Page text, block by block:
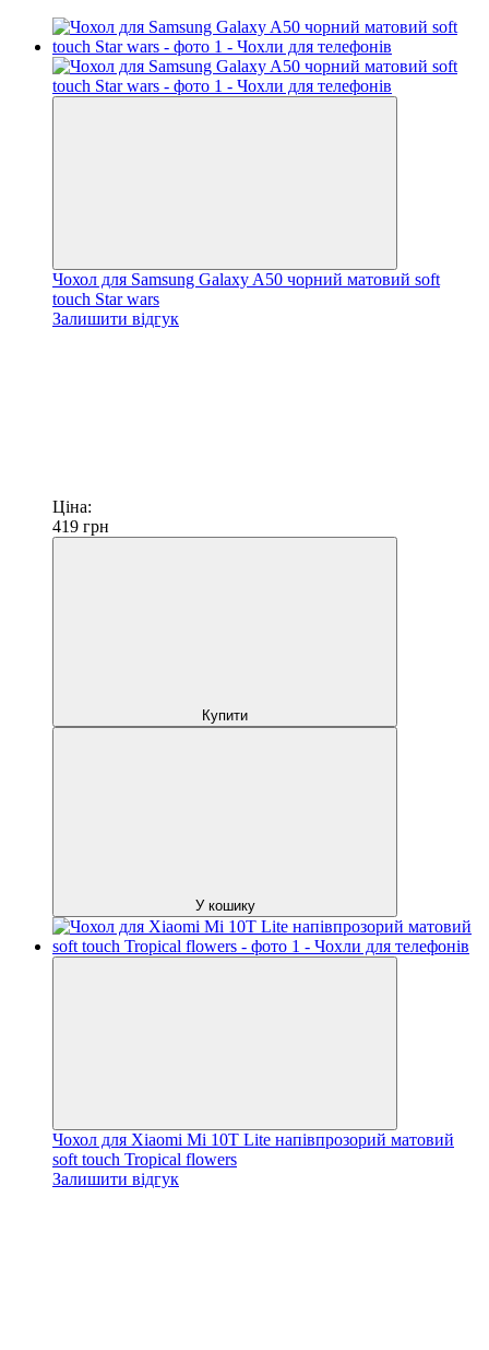
Чохол для Samsung Galaxy A50 чорний матовий soft
touch Star wars
Залишити відгук
Ціна:
419 грн
Купити
У кошику
Чохол для Xiaomi Mi 10T Lite напівпрозорий матовий
soft touch Tropical flowers
Залишити відгук